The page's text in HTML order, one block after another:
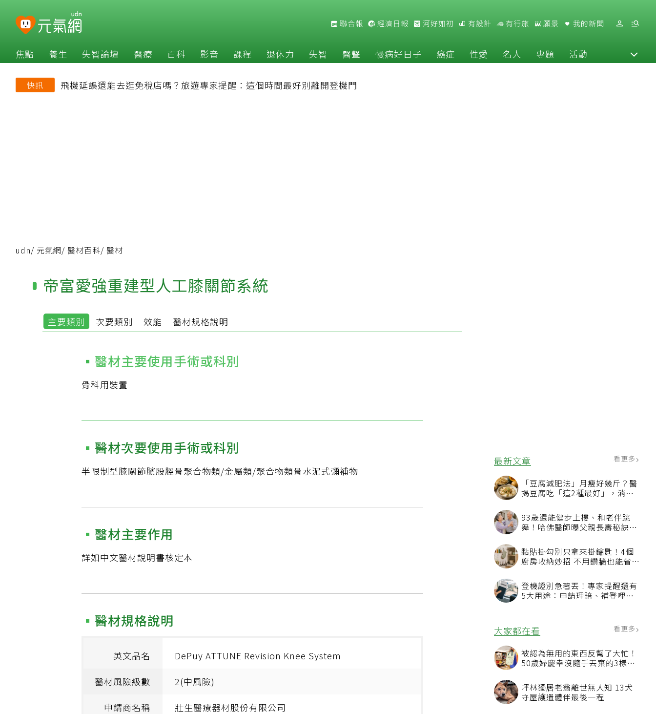
聯合報 經濟日報 河好如初 有設計 有行旅 願景 我的新聞
焦點 養生 失智論壇 醫療 百科 影音 課程 退休力 失智 醫聲 慢病好日子 癌症 性愛 名人 專題 活動
快訊 飛機延誤還能去逛免稅店嗎？旅遊專家提醒：這個時間最好別離開登機門
最新文章 看更多
「豆腐減肥法」月瘦好幾斤？醫
揭豆腐吃「這2種最好」，消脹
93歲還能健步上樓、和老伴跳
舞！哈佛醫師曝父親長壽秘訣：
黏貼掛勾別只拿來掛鑰匙！4個
廚房收納妙招 不用鑽牆也能省空
登機證別急著丟！專家提醒還有
5大用途：申請理賠、補登哩程
大家都在看 看更多
被認為無用的東西反幫了大忙！
50歲婦慶幸沒隨手丟棄的3樣物
坪林獨居老翁離世無人知 13犬
守屋護遺體伴最後一程
udn/ 元氣網/ 醫材百科/ 醫材
帝富愛強重建型人工膝關節系統
主要類別 次要類別 效能 醫材規格說明
醫材主要使用手術或科別
骨科用裝置
醫材次要使用手術或科別
半限制型膝關節臏股脛骨聚合物類/金屬類/聚合物類骨水泥式彌補物
醫材主要作用
詳如中文醫材說明書核定本
醫材規格說明
英文品名 DePuy ATTUNE Revision Knee System
醫材風險級數 2(中風險)
申請商名稱 壯生醫療器材股份有限公司